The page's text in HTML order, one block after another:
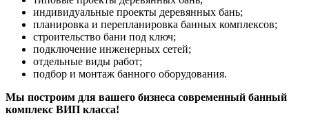
индивидуальные проекты деревянных бань;
планировка и перепланировка банных комплексов;
строительство бани под ключ;
подключение инженерных сетей;
отдельные виды работ;
подбор и монтаж банного оборудования.
Мы построим для вашего бизнеса современный банный
комплекс ВИП класса!